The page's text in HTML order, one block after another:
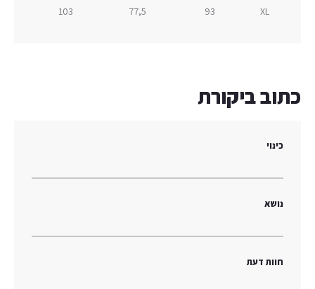
XL
93
77,5
103
כתוב ביקורת
כינוי
נושא
חוות דעת